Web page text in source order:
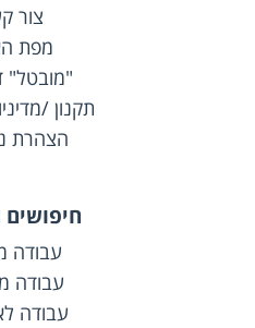
צור
מפת
"מובטל"
תקנון /
הצהרת
חיפושים
עבודה
עבודה
עבודה